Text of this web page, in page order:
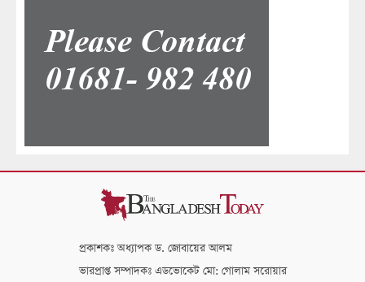
প্রকাশকঃ অধ্যাপক ড. জোবায়ের আলম
ভারপ্রাপ্ত সম্পাদকঃ এডভোকেট মো: গোলাম সরোয়ার